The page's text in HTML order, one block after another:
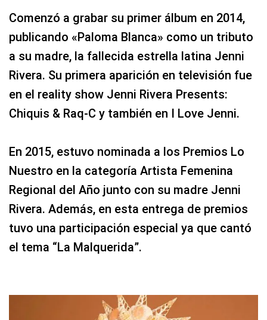
Comenzó a grabar su primer álbum en 2014,
publicando «Paloma Blanca» como un tributo
a su madre, la fallecida estrella latina Jenni
Rivera. Su primera aparición en televisión fue
en el reality show Jenni Rivera Presents:
Chiquis & Raq-C y también en I Love Jenni.
En 2015, estuvo nominada a los Premios Lo
Nuestro en la categoría Artista Femenina
Regional del Año junto con su madre Jenni
Rivera. Además, en esta entrega de premios
tuvo una participación especial ya que cantó
el tema “La Malquerida”.